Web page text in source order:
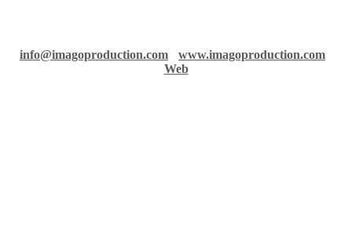
info@imagoproduction.com
www.imagoproduction.com
Web